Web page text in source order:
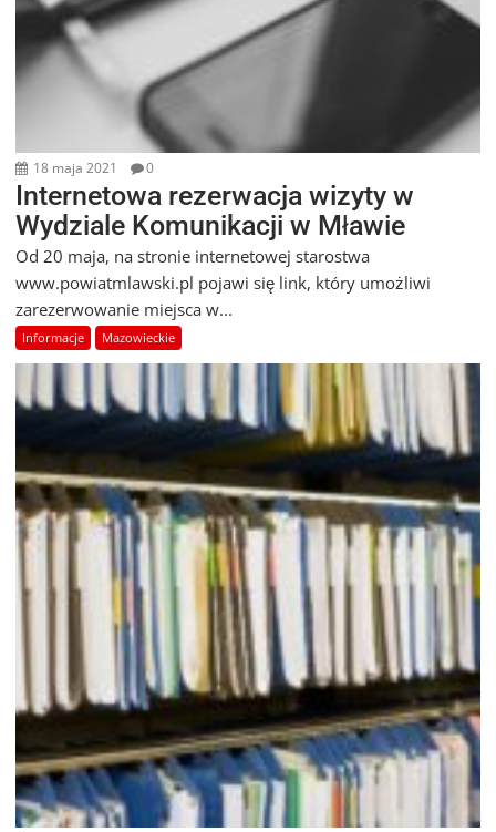
18 maja 2021 0
Internetowa rezerwacja wizyty w
Wydziale Komunikacji w Mławie
Od 20 maja, na stronie internetowej starostwa
www.powiatmlawski.pl pojawi się link, który umożliwi
zarezerwowanie miejsca w...
Informacje Mazowieckie